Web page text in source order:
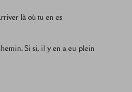
là où tu en es
Si si, il y en a eu plein